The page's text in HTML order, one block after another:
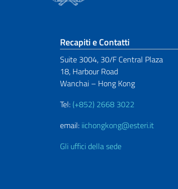
Sezione footer
Recapiti e Contatti
Suite 3004, 30/F Central Plaza
18, Harbour Road
Wanchai – Hong Kong
Tel: (+852) 2668 3022
email: iichongkong@esteri.it
Gli uffici della sede